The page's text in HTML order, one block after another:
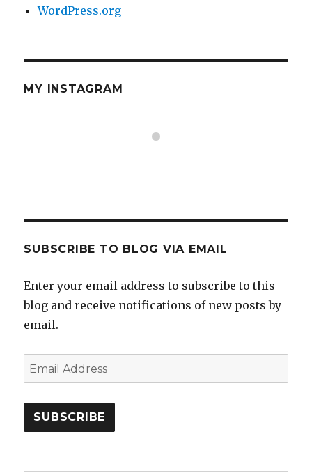
WordPress.org
MY INSTAGRAM
SUBSCRIBE TO BLOG VIA EMAIL
Enter your email address to subscribe to this
blog and receive notifications of new posts by
email.
Email
Address
SUBSCRIBE